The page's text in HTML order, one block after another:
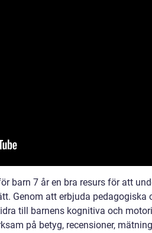
barn 7 år en bra resurs för att
Genom att erbjuda pedagogiska
till barnens kognitiva och
på betyg, recensioner,